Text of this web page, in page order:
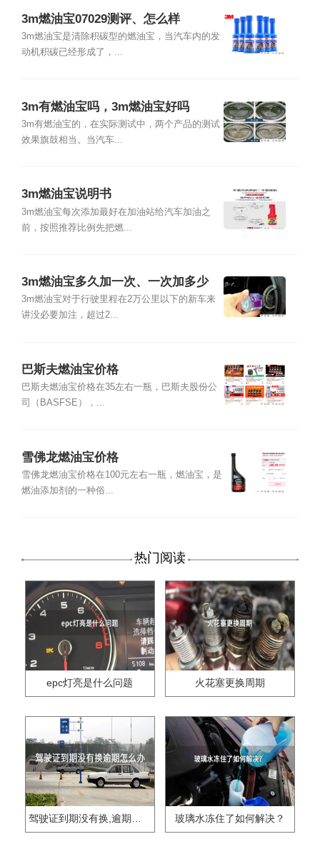
3m燃油宝07029测评、怎么样
3m燃油宝是清除积碳型的燃油宝，当汽车内的发
动机积碳已经形成了，...
3m有燃油宝吗，3m燃油宝好吗
3m有燃油宝的，在实际测试中，两个产品的测试
效果旗鼓相当。当汽车...
3m燃油宝说明书
3m燃油宝每次添加最好在加油站给汽车加油之
前，按照推荐比例先把燃...
3m燃油宝多久加一次、一次加多少
3m燃油宝对于行驶里程在2万公里以下的新车来
讲没必要加注，超过2...
巴斯夫燃油宝价格
巴斯夫燃油宝价格在35左右一瓶，巴斯夫股份公
司（BASFSE），...
雪佛龙燃油宝价格
雪佛龙燃油宝价格在100元左右一瓶，燃油宝，是
燃油添加剂的一种俗...
热门阅读
epc灯亮是什么问题 火花塞更换周期
驾驶证到期没有换,逾期怎么办?? 玻璃水冻住了如何解决？